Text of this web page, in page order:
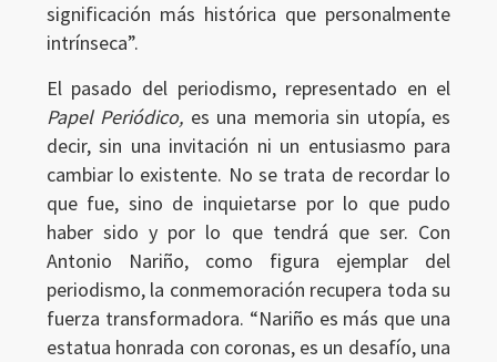
significación más histórica que personalmente
intrínseca”.
El pasado del periodismo, representado en el
Papel Periódico, es una memoria sin utopía, es
decir, sin una invitación ni un entusiasmo para
cambiar lo existente. No se trata de recordar lo
que fue, sino de inquietarse por lo que pudo
haber sido y por lo que tendrá que ser. Con
Antonio Nariño, como figura ejemplar del
periodismo, la conmemoración recupera toda su
fuerza transformadora. “Nariño es más que una
estatua honrada con coronas, es un desafío, una